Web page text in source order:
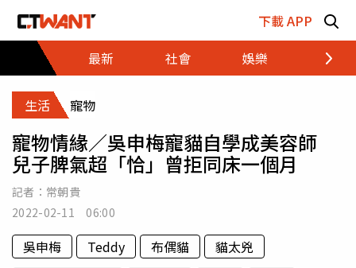
下載 APP
最新
社會 娛樂 財經
生活 寵物
寵物情緣／吳申梅寵貓自學成美容師
兒子脾氣超「恰」曾拒同床一個月
記者： 常朝貴
2022-02-11 06:00
吳申梅 Teddy 布偶貓
貓太兇